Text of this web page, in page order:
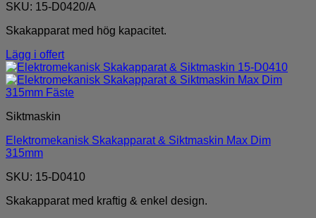
SKU: 15-D0420/A
Skakapparat med hög kapacitet.
Lägg i offert
Siktmaskin
Elektromekanisk Skakapparat & Siktmaskin Max Dim
315mm
SKU: 15-D0410
Skakapparat med kraftig & enkel design.